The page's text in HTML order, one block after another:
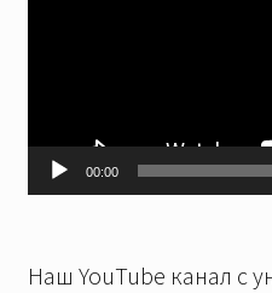
00:00
Наш YouTube канал с